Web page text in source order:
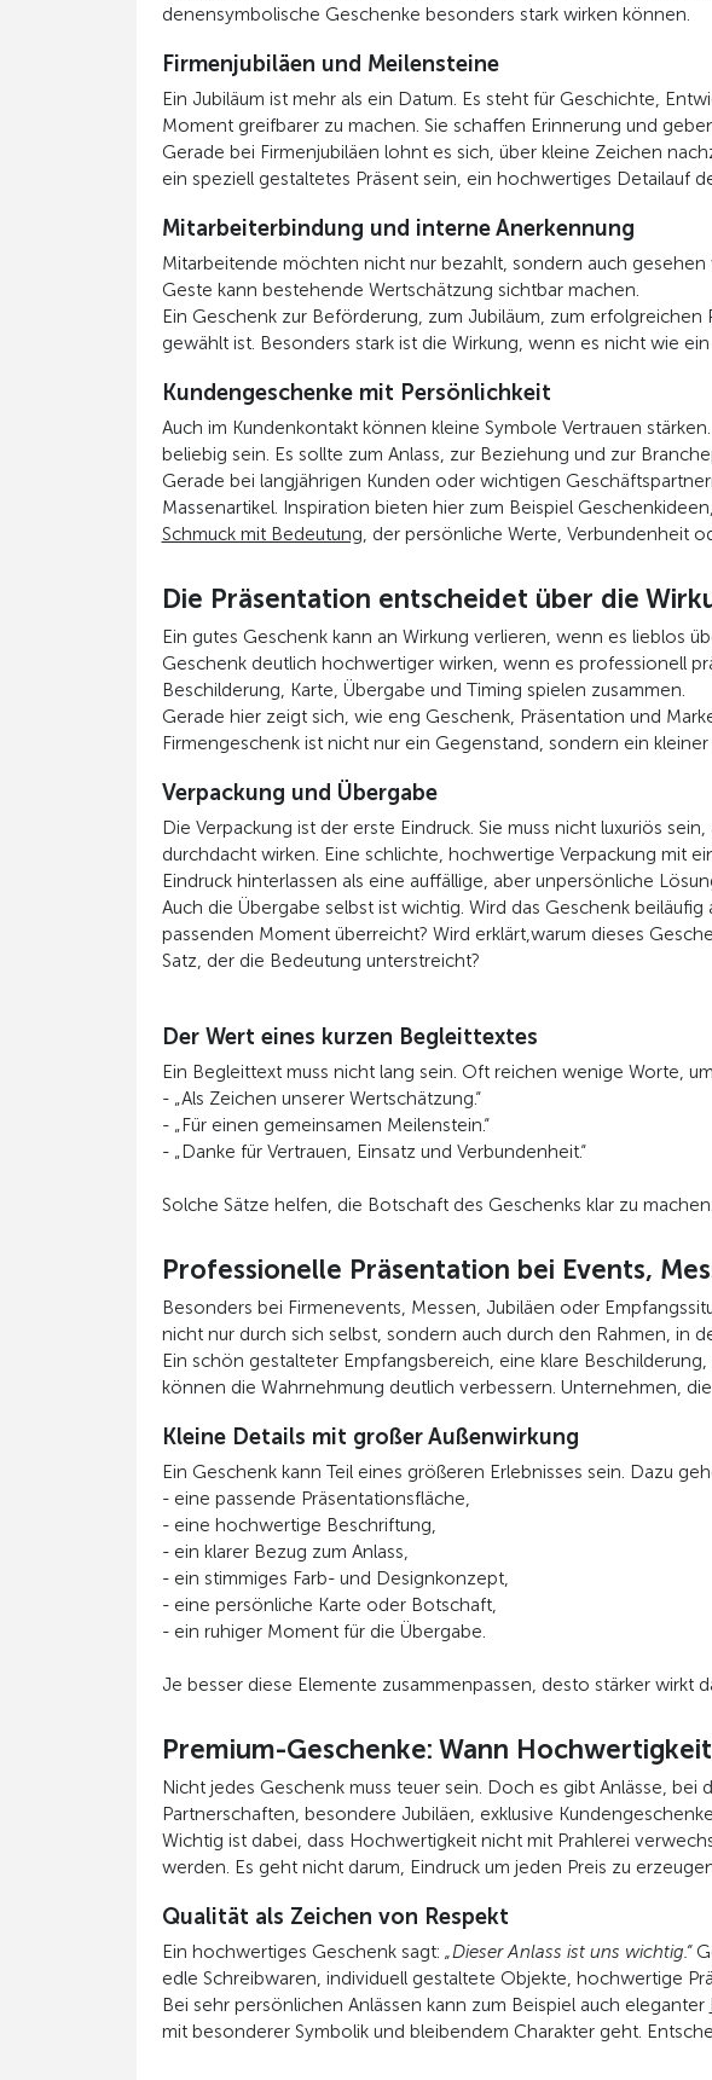
denensymbolische Geschenke besonders stark wirken können.
Firmenjubiläen und Meilensteine
Ein Jubiläum ist mehr als ein Datum. Es steht für Geschichte,
Moment greifbarer zu machen. Sie schaffen Erinnerung und
Gerade bei Firmenjubiläen lohnt es sich, über kleine Zeichen
ein speziell gestaltetes Präsent sein, ein hochwertiges Detailauf
Mitarbeiterbindung und interne Anerkennung
Mitarbeitende möchten nicht nur bezahlt, sondern auch
Geste kann bestehende Wertschätzung sichtbar machen.
Ein Geschenk zur Beförderung, zum Jubiläum, zum
gewählt ist. Besonders stark ist die Wirkung, wenn es nicht wie
Kundengeschenke mit Persönlichkeit
Auch im Kundenkontakt können kleine Symbole Vertrauen
beliebig sein. Es sollte zum Anlass, zur Beziehung und zur
Gerade bei langjährigen Kunden oder wichtigen
Massenartikel. Inspiration bieten hier zum Beispiel
Schmuck mit Bedeutung, der persönliche Werte, Verbundenheit
Die Präsentation entscheidet über die
Ein gutes Geschenk kann an Wirkung verlieren, wenn es lieblos
Geschenk deutlich hochwertiger wirken, wenn es professionell
Beschilderung, Karte, Übergabe und Timing spielen zusammen.
Gerade hier zeigt sich, wie eng Geschenk, Präsentation und
Firmengeschenk ist nicht nur ein Gegenstand, sondern ein
Verpackung und Übergabe
Die Verpackung ist der erste Eindruck. Sie muss nicht luxuriös
durchdacht wirken. Eine schlichte, hochwertige Verpackung mit
Eindruck hinterlassen als eine auffällige, aber unpersönliche
Auch die Übergabe selbst ist wichtig. Wird das Geschenk
passenden Moment überreicht? Wird erklärt,warum dieses
Satz, der die Bedeutung unterstreicht?
Der Wert eines kurzen Begleittextes
Ein Begleittext muss nicht lang sein. Oft reichen wenige Worte,
- „Als Zeichen unserer Wertschätzung.“
- „Für einen gemeinsamen Meilenstein.“
- „Danke für Vertrauen, Einsatz und Verbundenheit.“
Solche Sätze helfen, die Botschaft des Geschenks klar zu
Professionelle Präsentation bei Events,
Besonders bei Firmenevents, Messen, Jubiläen oder
nicht nur durch sich selbst, sondern auch durch den Rahmen, in
Ein schön gestalteter Empfangsbereich, eine klare
können die Wahrnehmung deutlich verbessern. Unternehmen,
Kleine Details mit großer Außenwirkung
Ein Geschenk kann Teil eines größeren Erlebnisses sein. Dazu
- eine passende Präsentationsfläche,
- eine hochwertige Beschriftung,
- ein klarer Bezug zum Anlass,
- ein stimmiges Farb- und Designkonzept,
- eine persönliche Karte oder Botschaft,
- ein ruhiger Moment für die Übergabe.
Je besser diese Elemente zusammenpassen, desto stärker wirkt
Premium-Geschenke: Wann
Nicht jedes Geschenk muss teuer sein. Doch es gibt Anlässe,
Partnerschaften, besondere Jubiläen, exklusive
Wichtig ist dabei, dass Hochwertigkeit nicht mit Prahlerei
werden. Es geht nicht darum, Eindruck um jeden Preis zu
Qualität als Zeichen von Respekt
Ein hochwertiges Geschenk sagt: „Dieser Anlass ist uns wichtig.“
edle Schreibwaren, individuell gestaltete Objekte, hochwertige
Bei sehr persönlichen Anlässen kann zum Beispiel auch eleganter
mit besonderer Symbolik und bleibendem Charakter geht.